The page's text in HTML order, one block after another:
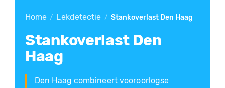
Home / Lekdetectie / Stankoverlast Den Haag
Stankoverlast Den
Haag
Den Haag combineert vooroorlogse